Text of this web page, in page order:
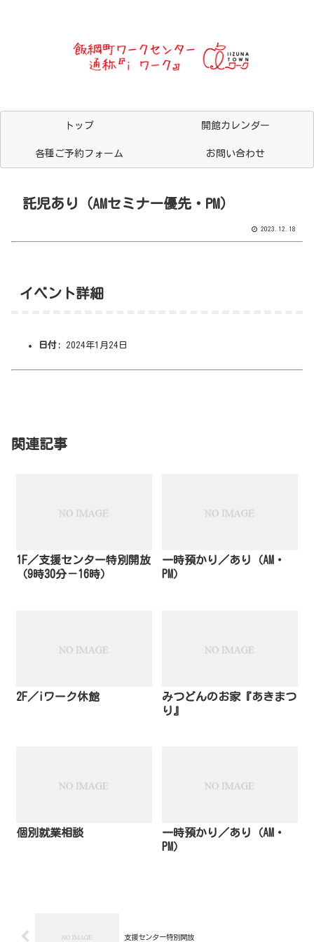
トップ 開館カレンダー
各種ご予約フォーム お問い合わせ
託児あり（AMセミナー優先・PM）
2023.12.18
イベント詳細
日付: 2024年1月24日
関連記事
1F／支援センター特別開放
（9時30分－16時）
一時預かり／あり（AM・
PM）
2F／iワーク休館
みつどんのお家『あきまつ
り』
個別就業相談
一時預かり／あり（AM・
PM）
支援センター特別開放